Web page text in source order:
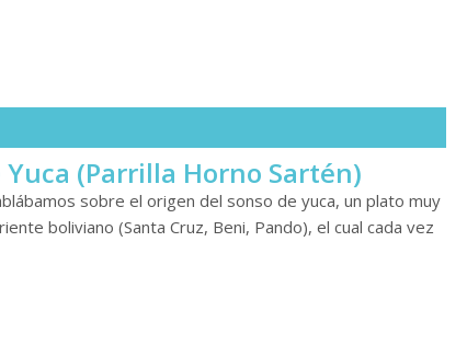
Yuca (Parrilla Horno Sartén)
sobre el origen del sonso de yuca, un plato muy
boliviano (Santa Cruz, Beni, Pando), el cual cada vez